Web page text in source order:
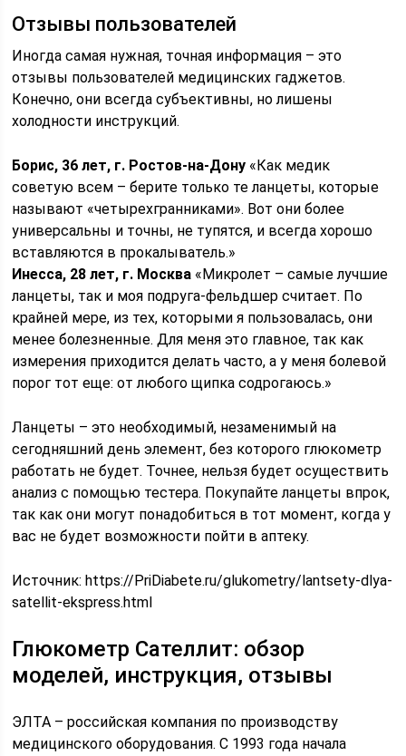
Отзывы пользователей
Иногда самая нужная, точная информация – это
отзывы пользователей медицинских гаджетов.
Конечно, они всегда субъективны, но лишены
холодности инструкций.
Борис, 36 лет, г. Ростов-на-Дону «Как медик
советую всем – берите только те ланцеты, которые
называют «четырехгранниками». Вот они более
универсальны и точны, не тупятся, и всегда хорошо
вставляются в прокалыватель.»
Инесса, 28 лет, г. Москва «Микролет – самые лучшие
ланцеты, так и моя подруга-фельдшер считает. По
крайней мере, из тех, которыми я пользовалась, они
менее болезненные. Для меня это главное, так как
измерения приходится делать часто, а у меня болевой
порог тот еще: от любого щипка содрогаюсь.»
Ланцеты – это необходимый, незаменимый на
сегодняшний день элемент, без которого глюкометр
работать не будет. Точнее, нельзя будет осуществить
анализ с помощью тестера. Покупайте ланцеты впрок,
так как они могут понадобиться в тот момент, когда у
вас не будет возможности пойти в аптеку.
Источник:https://PriDiabete.ru/glukometry/lantsety-dlya-
satellit-ekspress.html
Глюкометр Сателлит: обзор
моделей, инструкция, отзывы
ЭЛТА – российская компания по производству
медицинского оборудования. С 1993 года начала